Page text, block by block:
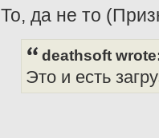
То, да не то
deathsoft
Это и есть